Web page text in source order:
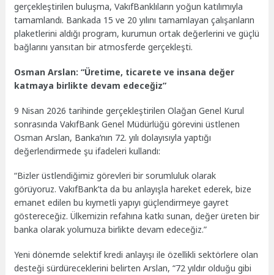
gerçekleştirilen buluşma, VakıfBanklıların yoğun katılımıyla
tamamlandı. Bankada 15 ve 20 yılını tamamlayan çalışanların
plaketlerini aldığı program, kurumun ortak değerlerini ve güçlü
bağlarını yansıtan bir atmosferde gerçekleşti.
Osman Arslan: “Üretime, ticarete ve insana değer
katmaya birlikte devam edeceğiz”
9 Nisan 2026 tarihinde gerçekleştirilen Olağan Genel Kurul
sonrasında VakıfBank Genel Müdürlüğü görevini üstlenen
Osman Arslan, Banka’nın 72. yılı dolayısıyla yaptığı
değerlendirmede şu ifadeleri kullandı:
“Bizler üstlendiğimiz görevleri bir sorumluluk olarak
görüyoruz. VakıfBank’ta da bu anlayışla hareket ederek, bize
emanet edilen bu kıymetli yapıyı güçlendirmeye gayret
göstereceğiz. Ülkemizin refahına katkı sunan, değer üreten bir
banka olarak yolumuza birlikte devam edeceğiz.”
Yeni dönemde selektif kredi anlayışı ile özellikli sektörlere olan
desteği sürdüreceklerini belirten Arslan, “72 yıldır olduğu gibi